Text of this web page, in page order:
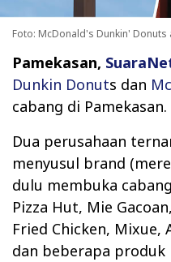
Foto: McDonald's Dunkin' Donuts
Pamekasan,
Dunkin Donuts dan
cabang di Pamekasan.
Dua perusahaan
menyusul brand
dulu membuka
Pizza Hut, Mie
Fried Chicken, Mixue,
dan beberapa produk